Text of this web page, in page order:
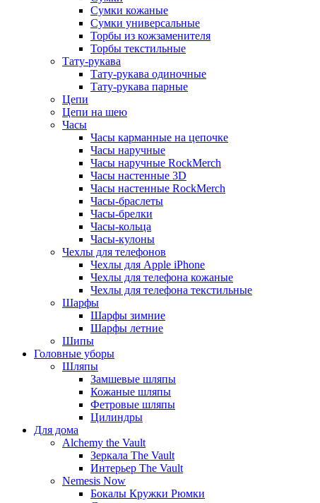
Сумки кожаные
Сумки универсальные
Торбы из кожзаменителя
Торбы текстильные
Тату-рукава
Тату-рукава одиночные
Тату-рукава парные
Цепи
Цепи на шею
Часы
Часы карманные на цепочке
Часы наручные
Часы наручные RockMerch
Часы настенные 3D
Часы настенные RockMerch
Часы-браслеты
Часы-брелки
Часы-кольца
Часы-кулоны
Чехлы для телефонов
Чехлы для Apple iPhone
Чехлы для телефона кожаные
Чехлы для телефона текстильные
Шарфы
Шарфы зимние
Шарфы летние
Шипы
Головные уборы
Шляпы
Замшевые шляпы
Кожаные шляпы
Фетровые шляпы
Цилиндры
Для дома
Alchemy the Vault
Зеркала The Vault
Интерьер The Vault
Nemesis Now
Бокалы Кружки Рюмки